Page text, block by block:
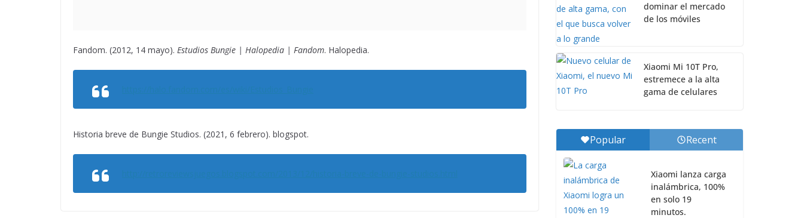
Fandom. (2012, 14 mayo). Estudios Bungie | Halopedia | Fandom. Halopedia.
Historia breve de Bungie Studios. (2021, 6 febrero). blogspot.
dominar el mercado
de los móviles
Xiaomi Mi 10T Pro,
estremece a la alta
gama de celulares
Popular Recent
Xiaomi lanza carga
inalámbrica, 100%
en solo 19
minutos.